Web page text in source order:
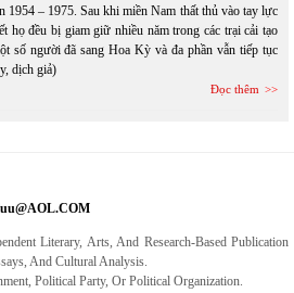
1954 – 1975. Sau khi miền Nam thất thủ vào tay lực
họ đều bị giam giữ nhiều năm trong các trại cải tạo
số người đã sang Hoa Kỳ và đa phần vẫn tiếp tục
dịch giả)
Đọc thêm
Literary, Arts, And Research-Based Publication
And Cultural Analysis.
Political Party, Or Political Organization.